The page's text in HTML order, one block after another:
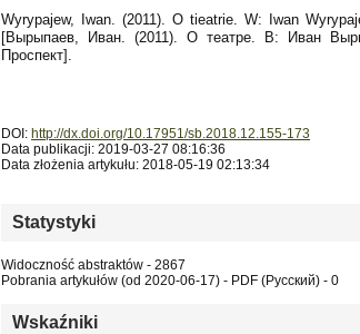
Wyrypajew, Iwan. (2011). O tieatrie. W: Iwan
[Вырыпаев, Иван. (2011). О театре. В: Иван
Проспект].
DOI: http://dx.doi.org/10.17951/sb.2018.12.155-173
Data publikacji: 2019-03-27 08:16:36
Data złożenia artykułu: 2018-05-19 02:13:34
Statystyki
Widoczność abstraktów - 2867
Pobrania artykułów (od 2020-06-17) - PDF (Русский) - 0
Wskaźniki